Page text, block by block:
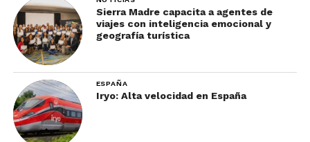
Sierra Madre capacita a agentes de
viajes con inteligencia emocional y
geografía turística
ESPAÑA
Iryo: Alta velocidad en España